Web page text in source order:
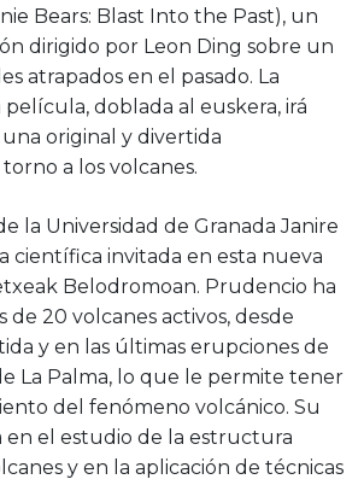
Bears: Blast Into the Past), un
dirigido por Leon Ding sobre un
atrapados en el pasado. La
doblada al euskera, irá
original y divertida
a los volcanes.
la Universidad de Granada Janire
científica invitada en esta nueva
Belodromoan. Prudencio ha
de 20 volcanes activos, desde
y en las últimas erupciones de
La Palma, lo que le permite tener
del fenómeno volcánico. Su
en el estudio de la estructura
y en la aplicación de técnicas